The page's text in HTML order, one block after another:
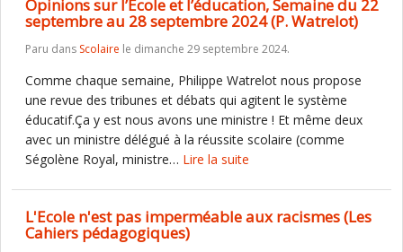
Opinions sur l’École et l’éducation, Semaine du 22
septembre au 28 septembre 2024 (P. Watrelot)
Paru dans Scolaire le dimanche 29 septembre 2024.
Comme chaque semaine, Philippe Watrelot nous propose
une revue des tribunes et débats qui agitent le système
éducatif.Ça y est nous avons une ministre ! Et même deux
avec un ministre délégué à la réussite scolaire (comme
Ségolène Royal, ministre… Lire la suite
L'Ecole n'est pas imperméable aux racismes (Les
Cahiers pédagogiques)